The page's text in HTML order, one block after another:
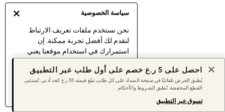
سياسة الخصوصية
نحن نستخدم ملفات تعريف الارتباط
لنقدم لك أفضل تجربة ممكنة. إن
استمرارك في استخدام موقعنا يعني
الارتباط.
اكتشف المزيد عن إدارة إعدادات ملفات
تعريف الارتباط (الكوكيز).
Women's Holiday Shop
Women's Travel Styles
Linen Collection
Tops & T-Shirts
Cover Ups & Kaftans
Sandals
Swimwear
احصل على 5 ر.ع خصم على أول طلب عبر التطبيق
يُطبق العرض تلقائيًا في صفحة السداد على كل طلب تبلغ قيمته 55 ر.ع كحد أدنى. تُستثنى
القطع المخفضة. تُطبق الشروط والأحكام.
تسوق عبر التطبيق